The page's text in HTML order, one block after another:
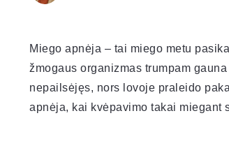
Miego apnėja – tai miego metu
žmogaus organizmas trumpam
nepailsėjęs, nors lovoje praleido
apnėja, kai kvėpavimo takai miegant